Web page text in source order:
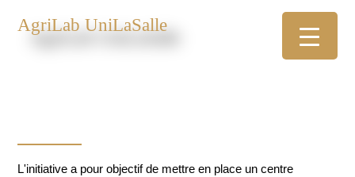
AgriLab UniLaSalle
L'initiative a pour objectif de mettre en place un centre